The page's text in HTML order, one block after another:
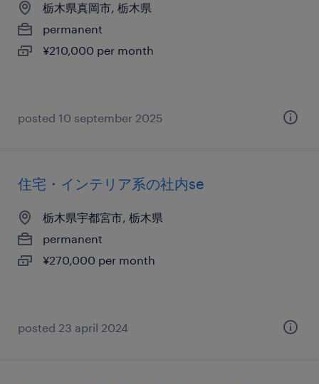
栃木県真岡市, 栃木県
permanent
¥210,000 per month
posted 10 september 2025
住宅・インテリア系の社内se
栃木県宇都宮市, 栃木県
permanent
¥270,000 per month
posted 23 april 2024